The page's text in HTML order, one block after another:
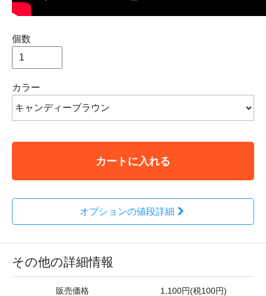
個数
カラー
カートに入れる
オプションの値段詳細
その他の詳細情報
販売価格 1,100円(税100円)